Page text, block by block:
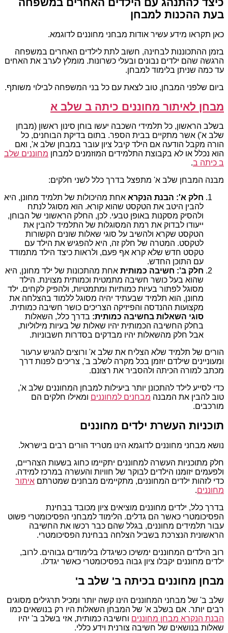
כיצד להתנהג עם הילדים האחרים במשפחה
בעת ההכנות למבחן
כאן תקראו מידע עשיר אודות מבחני מחוננים לדוגמא.
בזמן ההתכוננות לבחינה, חשוב לתת לילדים האחרים במשפחה
הרגשה שהם ילדים נבונים ובעלי כשרונות. מומלץ לערב את האחים
עד כמה שניתן בלימוד למבחן.
ביום שלפני המבחן, טוב לצאת עם כל בני המשפחה לבילוי משותף.
מבחן לאיתור מחוננים כיתה ב שלב א
בשלב הראשון, כל תלמידי השכבה יעשו בוחן סינון ראשון (מבחן
שלב א') אשר מתקיים בבית הספר. בתום בדיקת הבוחנים, כל
הורה מקבל הודעה אם הילד קיבל ציון עובר במבחן שלב א', ואם
הוא נכלל או לא בקבוצת התלמידים המוזמנים למבחן מחוננים שלב
ב כיתה ב.
מבנה המבחן שלב א' מתפצל בדרך כלל לשני חלקים:
חלק א': הבנת הנקרא אחת מהיכולות של תלמיד מחונן, היא
להבין היטב את הטקסט שהוא קורא. הוא מסוגל לנתח
ולהסיק מסקנות באופן טבעי. לכן, החלק הראשוני של הבוחן,
ייעודו לבדוק את רמת המסוגלות של התלמיד להבין את
הטקסט שקרא ולהשיב על סוגי שאלות שונים הקשורות
לטקסט. המטרה של חלק זה, היא להפגיש את הילד עם
טקסט חדש שלא קרא אף פעם, ולראות כיצד הילד מתמודד
עם התוכן החדש.
חלק ב': חשיבה כמותית אחת מהתכונות של ילד מחונן, היא
שהוא בעל כושר חשיבה מתמטית וכמותית מצוינת. הילד
מסוגל לפתור בעיות כמותיות ומתמטיות, ולהפיק לקחים. ילד
מחונן, הוא תלמיד שבעתיד יהיה מסוגל ללמוד בהצלחה את
מקצועות ההנדסה והפיזיקה הצריכים כושר חשיבה כמותית.
סוגי השאלות בחשיבה כמותית: בדרך כלל, השאלות
בחלק החשיבה הכמותית יהיו שאלות של בעיות מילוליות,
אבל חלק מהשאלות יהיו מבדקים בסדרות חשבוניות.
הורים של תלמיד שלא הצליח את שלב א' ורוצים להגיש ערעור
ומעוניינים שילדם יוזמן בכל מקרה לשלב ב', צריכים לפנות דרך
מכתב למורה הכיתה ולהסביר את רצונם.
כדי לסייע לילד להתכונן יותר ביעילות למבחן המחוננים שלב א',
טוב להבין את המבנה מבחנים למחוננים ומאילו חלקים הם
מורכבים.
תוכניות העשרת ילדים מחוננים
נושא מבחני מחוננים לדוגמא הינו מטריד הורים רבים בישראל.
חלק מתוכניות העשרה למחוננים יתקיימו כחוג בשעות הצהריים,
ולפעמים יזומנו הילדים לבוקר של חוויות והעשרה במרכז למידה.
כדי לזהות ילדים המחוננים, מתקיימים מבחנים שמטרתם איתור
מחוננים.
בדרך כלל, ילדים מחוננים מוציאים ציון מכובד בבחינת
הפסיכומטרי כאשר הם גדלים. הלימוד למבחני הפסיכומטרי פשוט
עבור תלמידים מחוננים, בגלל שהם כבר רכשו את החשיבה
הראשונית הנצרכת בשביל הצלחה בבחינת הפסיכומטרי.
רוב הילדים המחוננים ימשיכו כשיגדלו בלימודים גבוהים. לרוב,
ילדים מחוננים יקבלו ציון גבוה בפסיכומטרי כאשר יגדלו.
מבחן מחוננים בכיתה ב' שלב ב'
שלב ב' של מבחני המחוננים הינו קשה יותר ומכיל תרגילים מסוגים
רבים יותר. אם בשלב א' של המבחן השאלות היו רק בנושאים כמו
הבנת הנקרא מבחן מחוננים וחשיבה כמותית, אזי בשלב ב' יהיו
שאלות בנושאים של חשיבה צורנית וידע כללי.